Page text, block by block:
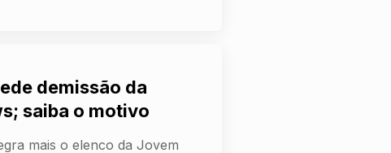
demissão da
saiba o motivo
mais o elenco da Jovem